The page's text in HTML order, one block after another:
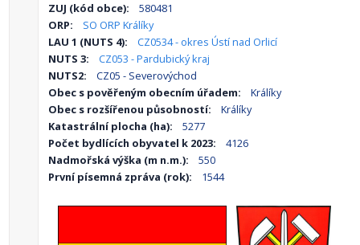
ZUJ (kód obce):
580481
ORP:
SO ORP Králíky
LAU 1 (NUTS 4):
CZ0534 - okres Ústí nad Orlicí
NUTS 3:
CZ053 - Pardubický kraj
NUTS2:
CZ05 - Severovýchod
Obec s pověřeným obecním úřadem:
Králíky
Obec s rozšířenou působností:
Králíky
Katastrální plocha (ha):
5277
Počet bydlících obyvatel k 2023:
4126
Nadmořská výška (m n.m.):
550
První písemná zpráva (rok):
1544